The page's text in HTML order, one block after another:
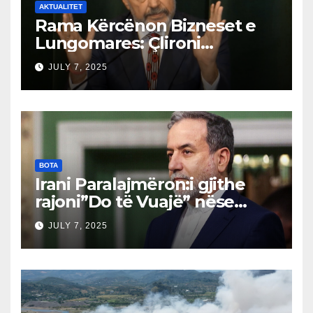
AKTUALITET
Rama Kërcënon Bizneset e
Lungomares: Çlironi
Trotuaret ose do të
Ndërhyjmë!”Trotuaret janë
për qytetarët, jo për
barrikada!”
JULY 7, 2025
BOTA
Irani Paralajmëron:i gjithe
rajoni”Do të Vuajë” nëse
Izraeli Nuk Mbahet
Përgjegjës
JULY 7, 2025